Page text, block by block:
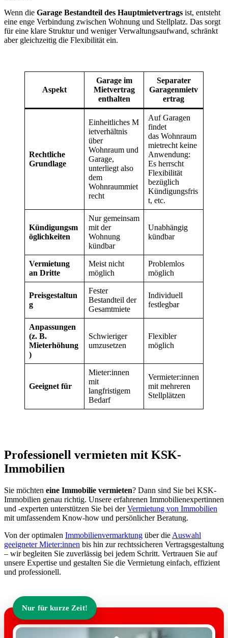
Wenn die Garage Bestandteil des Hauptmietvertrags ist, entsteht
eine enge Verbindung zwischen Wohnung und Stellplatz. Das sorgt
für eine klare Struktur und weniger Verwaltungsaufwand, schränkt
aber gleichzeitig die Flexibilität ein.
Aspekt
Garage im
Mietvertrag
enthalten
Separater
Garagenmietv
ertrag
Rechtliche
Grundlage
Einheitliches M
ietverhältnis
über
Wohnraum und
Garage,
unterliegt also
dem
Wohnraummiet
recht
Auf Garagen
findet
das Wohnraum
mietrecht keine
Anwendung:
Es herrscht
Flexibilität
bezüglich
Kündigungsfris
t, etc.
Kündigungsm
öglichkeiten
Nur gemeinsam
mit der
Wohnung
kündbar
Unabhängig
kündbar
Vermietung
an Dritte
Meist nicht
möglich
Problemlos
möglich
Preisgestaltun
g
Fester
Bestandteil der
Gesamtmiete
Individuell
festlegbar
Anpassungen
(z. B.
Mieterhöhung
)
Schwieriger
umzusetzen
Flexibler
möglich
Geeignet für
Mieter:innen
mit
langfristigem
Bedarf
Vermieter:innen
mit mehreren
Stellplätzen
Professionell vermieten mit KSK-
Immobilien
Sie möchten eine Immobilie vermieten? Dann sind Sie bei KSK-
Immobilien genau richtig. Unsere erfahrenen Immobilienexpertinnen
und -experten unterstützen Sie bei derVermietung von Immobilien
mit umfassendem Know-how und persönlicher Beratung.
Von der optimalen Immobilienvermarktung über die Auswahl
geeigneter Mieter:innen bis hin zur rechtssicheren Vertragsgestaltung
– wir begleiten Sie zuverlässig bei jedem Schritt. Vertrauen Sie auf
unsere Expertise und gestalten Sie die Vermietung einfach, effizient
und professionell.
Nur für kurze Zeit!